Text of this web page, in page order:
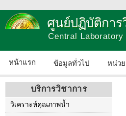
ศูนย์ปฏิบัติการ
Central
หน้าแรก ข้อมูลทั่วไป หน่ว
บริการวิชาการ
วิเคราะห์คุณภาพน้ำ